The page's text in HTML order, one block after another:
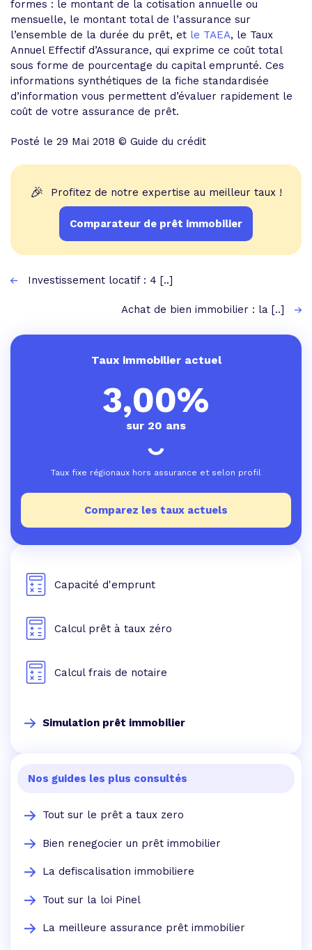
formes : le montant de la cotisation annuelle ou
mensuelle, le montant total de l’assurance sur
l’ensemble de la durée du prêt, et le TAEA, le Taux
Annuel Effectif d’Assurance, qui exprime ce coût total
sous forme de pourcentage du capital emprunté. Ces
informations synthétiques de la fiche standardisée
d’information vous permettent d’évaluer rapidement le
coût de votre assurance de prêt.
Posté le 29 Mai 2018 © Guide du crédit
🎉 Profitez de notre expertise au meilleur taux !
Comparateur de prêt immobilier
Investissement locatif : 4 [..]
Achat de bien immobilier : la [..]
Taux immobilier actuel
3,00%
sur 20 ans
Taux fixe régionaux hors assurance et selon profil
Comparez les taux actuels
Capacité d'emprunt
Calcul prêt à taux zéro
Calcul frais de notaire
Simulation prêt immobilier
Nos guides les plus consultés
Tout sur le prêt a taux zero
Bien renegocier un prêt immobilier
La defiscalisation immobiliere
Tout sur la loi Pinel
La meilleure assurance prêt immobilier